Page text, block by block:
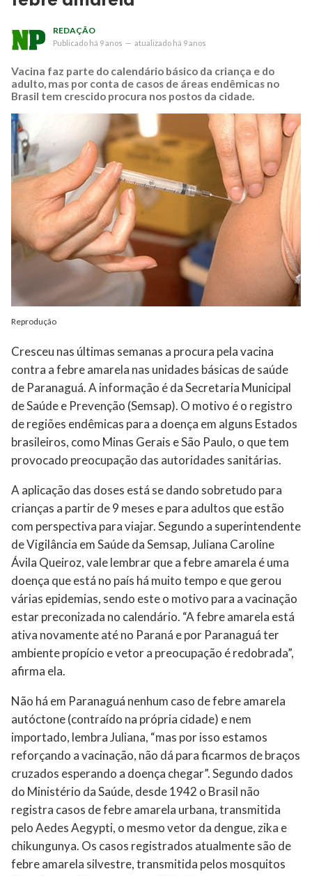
REDAÇÃO
Publicado há 9 anos — atualizado há 9 anos
Vacina faz parte do calendário básico da criança e do
adulto, mas por conta de casos de áreas endêmicas no
Brasil tem crescido procura nos postos da cidade.
Reprodução
Cresceu nas últimas semanas a procura pela vacina
contra a febre amarela nas unidades básicas de saúde
de Paranaguá. A informação é da Secretaria Municipal
de Saúde e Prevenção (Semsap). O motivo é o registro
de regiões endêmicas para a doença em alguns Estados
brasileiros, como Minas Gerais e São Paulo, o que tem
provocado preocupação das autoridades sanitárias.
A aplicação das doses está se dando sobretudo para
crianças a partir de 9 meses e para adultos que estão
com perspectiva para viajar. Segundo a superintendente
de Vigilância em Saúde da Semsap, Juliana Caroline
Ávila Queiroz, vale lembrar que a febre amarela é uma
doença que está no país há muito tempo e que gerou
várias epidemias, sendo este o motivo para a vacinação
estar preconizada no calendário. “A febre amarela está
ativa novamente até no Paraná e por Paranaguá ter
ambiente propício e vetor a preocupação é redobrada”,
afirma ela.
Não há em Paranaguá nenhum caso de febre amarela
autóctone (contraído na própria cidade) e nem
importado, lembra Juliana, “mas por isso estamos
reforçando a vacinação, não dá para ficarmos de braços
cruzados esperando a doença chegar”. Segundo dados
do Ministério da Saúde, desde 1942 o Brasil não
registra casos de febre amarela urbana, transmitida
pelo Aedes Aegypti, o mesmo vetor da dengue, zika e
chikungunya. Os casos registrados atualmente são de
febre amarela silvestre, transmitida pelos mosquitos